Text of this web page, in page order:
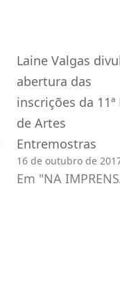
Laine Valgas
abertura das
inscrições da 11ª
de Artes
Entremostras
16 de outubro de
Em "NA